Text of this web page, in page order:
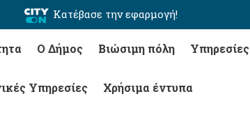
Κατέβασε την εφαρμογή!
Ο Δήμος Βιώσιμη πόλη Υπηρεσίες
Υπηρεσίες Χρήσιμα έντυπα